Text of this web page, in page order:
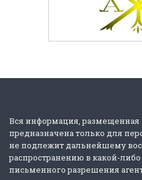
Вся информация, размещенная
предназначена только для
не подлежит дальнейшему
распространению в какой-
письменного разрешения